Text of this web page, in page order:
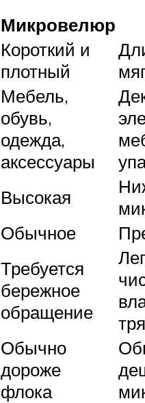
Микровелюр
Короткий и
плотный
Мебель,
обувь,
одежда,
аксессуары
Высокая
Обычное
Требуется
бережное
обращение
Обычно
дороже
флока